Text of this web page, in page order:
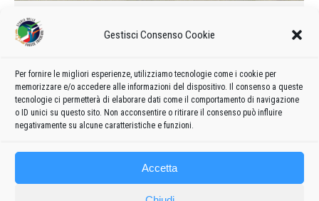
Gestisci Consenso Cookie
Per fornire le migliori esperienze, utilizziamo tecnologie come i cookie per
memorizzare e/o accedere alle informazioni del dispositivo. Il consenso a queste
tecnologie ci permetterà di elaborare dati come il comportamento di navigazione
o ID unici su questo sito. Non acconsentire o ritirare il consenso può influire
negativamente su alcune caratteristiche e funzioni.
Accetta
Calendario delle manifestazioni e
formazione del 1989
Formazione e calendario 1989 delle manifestazioni delle
Frecce Tricolori